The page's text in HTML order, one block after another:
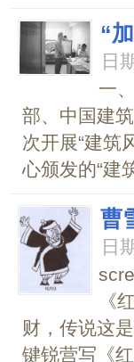
“
日
一
部、中国建
次开展“建筑
心颁发的“建
曹
日
《
财，传说这
键锐营写《